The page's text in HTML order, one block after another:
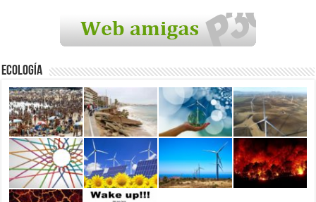
Ecología